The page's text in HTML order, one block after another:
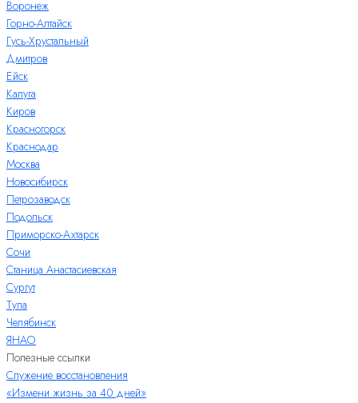
Воронеж
Горно-Алтайск
Гусь-Хрустальный
Дмитров
Ейск
Калуга
Киров
Красногорск
Краснодар
Москва
Новосибирск
Петрозаводск
Подольск
Приморско-Ахтарск
Сочи
Станица Анастасиевская
Сургут
Тула
Челябинск
ЯНАО
Полезные ссылки
Служение восстановления
«Измени жизнь за 40 дней»